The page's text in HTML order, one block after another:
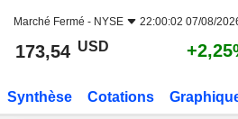
Marché Fermé - NYSE 22:00:02 07/08/
173,54 USD
Synthèse Cotations